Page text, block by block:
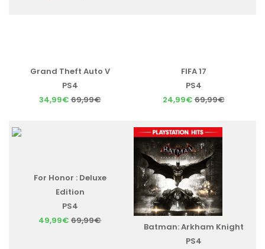
Grand Theft Auto V
PS4
34,99€69,99€
FIFA 17
PS4
24,99€69,99€
For Honor : Deluxe
Edition
PS4
49,99€ 69,99€
Batman: Arkham Knight
PS4